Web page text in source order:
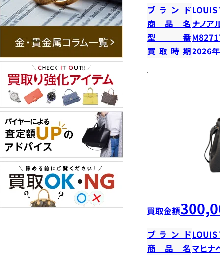
ブランドLOUIS
商品名 ナノア
型番
買取時期2026
買取金額
ブランドLOUIS
商品名マヒナ